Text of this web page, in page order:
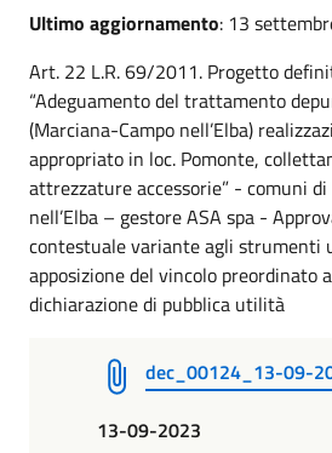
Ultimo aggiornamento: 13
Art. 22 L.R. 69/2011. Progetto
“Adeguamento del trattamento
(Marciana-Campo nell’Elba)
appropriato in loc. Pomonte,
attrezzature accessorie” - comuni
nell’Elba – gestore ASA spa -
contestuale variante agli strumenti
apposizione del vincolo preordinato
dichiarazione di pubblica utilità
dec_00124_13-09-
13-09-2023